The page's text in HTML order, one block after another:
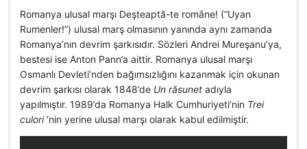
Romanya ulusal marşı Deşteaptă-te române! (“Uyan
Rumenler!”) ulusal marş olmasının yanında aynı zamanda
Romanya’nın devrim şarkısıdır. Sözleri Andrei Mureşanu’ya,
bestesi ise Anton Pann’a aittir. Romanya ulusal marşı
Osmanlı Devleti’nden bağımsızlığını kazanmak için okunan
devrim şarkısı olarak 1848’de Un răsunet adıyla
yapılmıştır. 1989’da Romanya Halk Cumhuriyeti’nin Trei
culori‘nin yerine ulusal marşı olarak kabul edilmiştir.